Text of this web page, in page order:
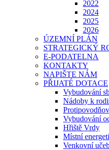
2022
2024
2025
2026
ÚZEMNÍ PLÁN
STRATEGICKÝ
E-PODATELNA
KONTAKTY
NAPIŠTE NÁM
PŘIJATÉ DOTACE
Vybudování
Nádoby k
Vybudování
Hřiště Vrdy
Místní
Venkovní